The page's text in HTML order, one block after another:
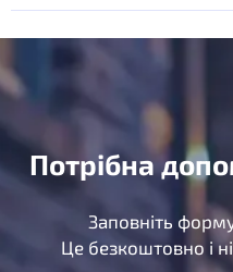
Потрібна
Заповніть
Це безкоштовно і